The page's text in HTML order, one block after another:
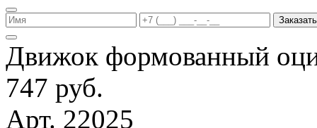
Заказать
Движок формованный
747 руб.
Арт. 22025